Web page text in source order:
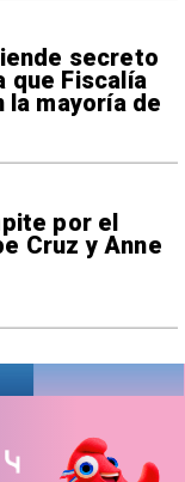
secreto
que Fiscalía
la mayoría de
por el
Cruz y Anne